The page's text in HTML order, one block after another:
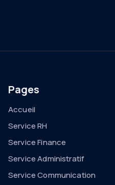
Pages
Accueil
Service RH
Service Finance
Service Administratif
Service Communication